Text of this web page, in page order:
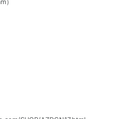
）